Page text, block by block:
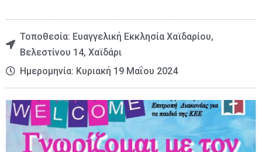
Τοποθεσία: Ευαγγελική Εκκλησία Χαϊδαρίου,
Βελεστίνου 14, Χαϊδάρι
Ημερομηνία: Κυριακή 19 Μαΐου 2024